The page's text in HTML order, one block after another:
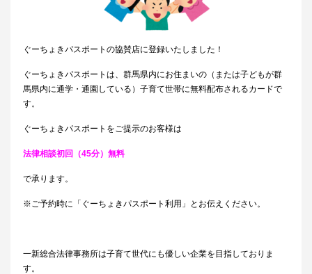
ぐーちょきパスポートの協賛店に登録いたしました！
ぐーちょきパスポートは、群馬県内にお住まいの（または子どもが群
馬県内に通学・通園している）子育て世帯に無料配布されるカードで
す。
ぐーちょきパスポートをご提示のお客様は
法律相談初回（45分）無料
で承ります。
※ご予約時に「ぐーちょきパスポート利用」とお伝えください。
一新総合法律事務所は子育て世代にも優しい企業を目指しておりま
す。